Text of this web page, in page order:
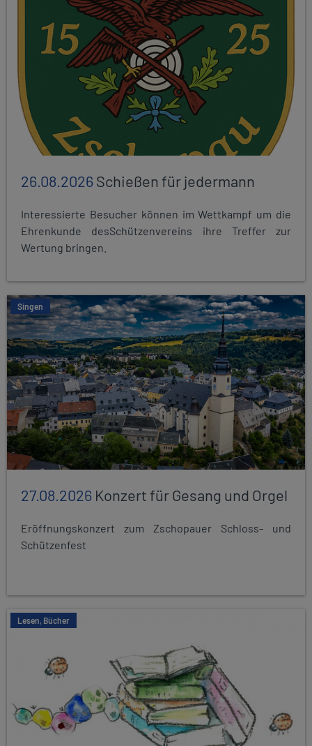
26.08.2026Schießen für jedermann
Interessierte Besucher können im Wettkampf um die
Ehrenkunde desSchützenvereins ihre Treffer zur
Wertung bringen.
Singen
27.08.2026 Konzert für Gesang und Orgel
Eröffnungskonzert zum Zschopauer Schloss- und
Schützenfest
Lesen, Bücher